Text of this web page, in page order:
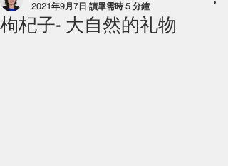
枸杞子- 大自然的礼物
2021年9月7日 讀畢需時 5 分鐘